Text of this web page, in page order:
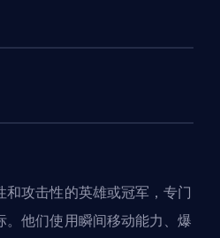
和攻击性的英雄或冠军，专门
。他们使用瞬间移动能力、爆